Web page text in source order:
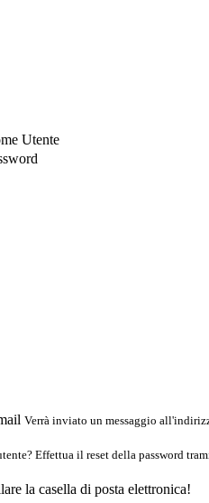
Utente
Verrà inviato un messaggio
Effettua il reset della password
la casella di posta elettronica!